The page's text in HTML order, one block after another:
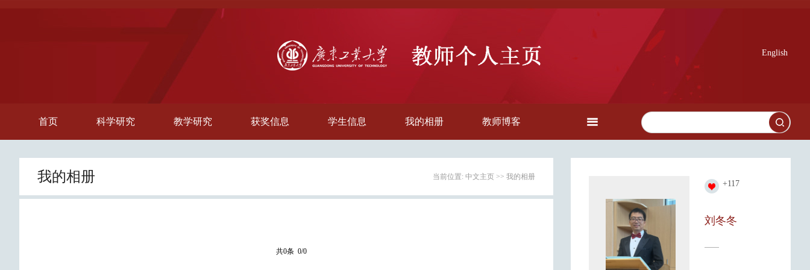
English
首页 科学研究 教学研究 获奖信息 学生信息 我的相册 教师博客
我的相册 当前位置: 中文主页 >> 我的相册
共0条 0/0
+117
刘冬冬